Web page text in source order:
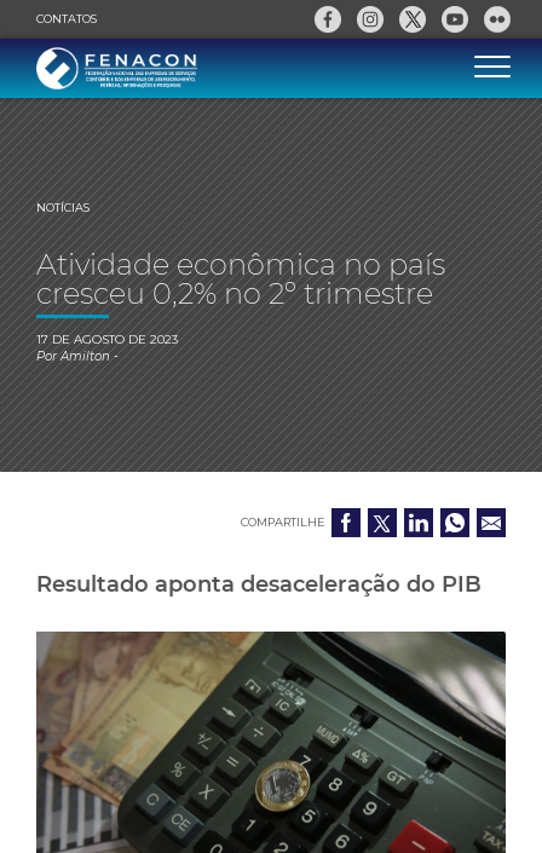
CONTATOS
NOTÍCIAS
Atividade econômica no país
cresceu 0,2% no 2º trimestre
17 DE AGOSTO DE 2023
PorAmilton-
COMPARTILHE
Resultado aponta desaceleração do PIB